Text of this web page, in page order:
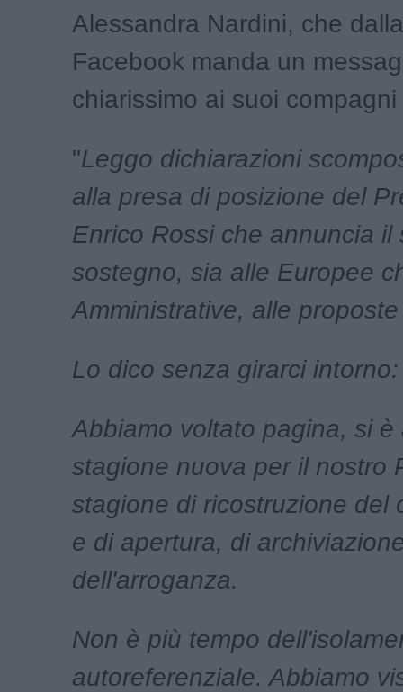
Alessandra Nardini, che
Facebook manda un
chiarissimo ai suoi
"Leggo dichiarazioni
alla presa di posizione del
Enrico Rossi che annuncia il
sostegno, sia alle Europee
Amministrative, alle
Lo dico senza girarci
Abbiamo voltato pagina, si è
stagione nuova per il nostro
stagione di ricostruzione del
e di apertura, di
dell'arroganza.
Non è più tempo
autoreferenziale. Abbiamo